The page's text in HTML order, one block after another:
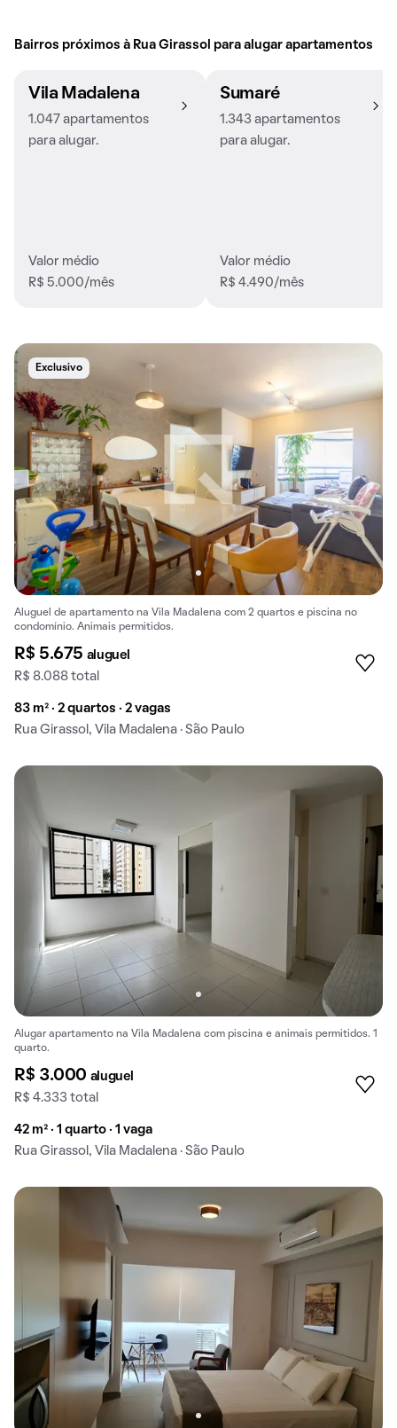
Bairros próximos à Rua Girassol para alugar apartamentos
Vila Madalena
1.047 apartamentos
para alugar.
Valor médio
R$ 5.000/mês
Sumaré
1.343 apartamentos
para alugar.
Valor médio
R$ 4.490/mês
Exclusivo
Aluguel de apartamento na Vila Madalena com 2 quartos e piscina no
condomínio. Animais permitidos.
R$ 5.675 aluguel
R$ 8.088 total
83 m² · 2 quartos · 2 vagas
Rua Girassol, Vila Madalena · São Paulo
Alugar apartamento na Vila Madalena com piscina e animais permitidos. 1
quarto.
R$ 3.000 aluguel
R$ 4.333 total
42 m² · 1 quarto · 1 vaga
Rua Girassol, Vila Madalena · São Paulo